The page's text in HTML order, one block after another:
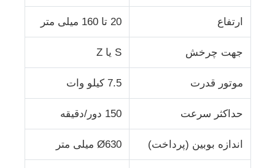
دستگاه سیم بندکشی
ماشین رشته دو تاب
ماشین زرهی
ارتفاع 20 تا 160 میلی متر
جهت چرخش S یا Z
موتور قدرت 7.5 کیلو وات
حداکثر سرعت 150 دور/دقیقه
اندازه بوبین (پرداخت) Ø630 میلی متر